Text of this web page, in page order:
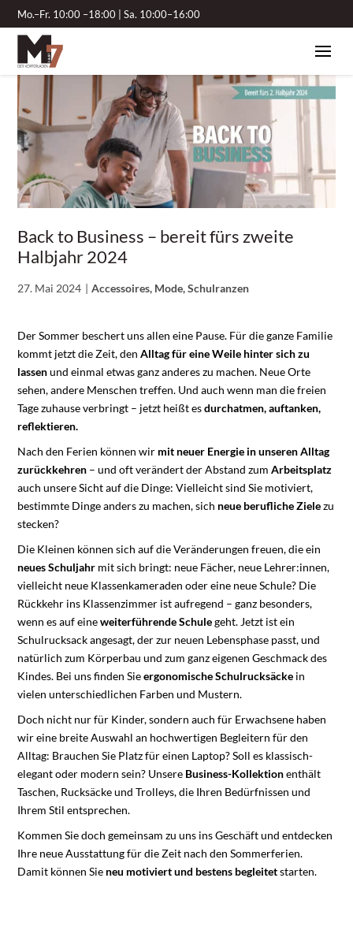
Mo.–Fr. 10:00 –18:00 | Sa. 10:00–16:00
Back to Business – bereit fürs zweite
Halbjahr 2024
27. Mai 2024 Accessoires, Mode, Schulranzen
Der Sommer beschert uns allen eine Pause. Für die ganze Familie
kommt jetzt die Zeit, denAlltag für eine Weile hinter sich zu
lassenund einmal etwas ganz anderes zu machen. Neue Orte
sehen, andere Menschen treffen. Und auch wenn man die freien
Tage zuhause verbringt – jetzt heißt esdurchatmen, auftanken,
reflektieren.
Nach den Ferien können wir mit neuer Energie in unseren Alltag
zurückkehren – und oft verändert der Abstand zumArbeitsplatz
auch unsere Sicht auf die Dinge: Vielleicht sind Sie motiviert,
bestimmte Dinge anders zu machen, sich neue berufliche Zielezu
stecken?
Die Kleinen können sich auf die Veränderungen freuen, die ein
neues Schuljahr mit sich bringt: neue Fächer, neue Lehrer:innen,
vielleicht neue Klassenkameraden oder eine neue Schule? Die
Rückkehr ins Klassenzimmer ist aufregend – ganz besonders,
wenn es auf eineweiterführende Schulegeht. Jetzt ist ein
Schulrucksack angesagt, der zur neuen Lebensphase passt, und
natürlich zum Körperbau und zum ganz eigenen Geschmack des
Kindes. Bei uns finden Sieergonomische Schulrucksäcke in
vielen unterschiedlichen Farben und Mustern.
Doch nicht nur für Kinder, sondern auch für Erwachsene haben
wir eine breite Auswahl an hochwertigen Begleitern für den
Alltag: Brauchen Sie Platz für einen Laptop? Soll es klassisch-
elegant oder modern sein? Unsere Business-Kollektionenthält
Taschen, Rucksäcke und Trolleys, die Ihren Bedürfnissen und
Ihrem Stil entsprechen.
Kommen Sie doch gemeinsam zu uns ins Geschäft und entdecken
Ihre neue Ausstattung für die Zeit nach den Sommerferien.
Damit können Sie neu motiviert und bestens begleitetstarten.